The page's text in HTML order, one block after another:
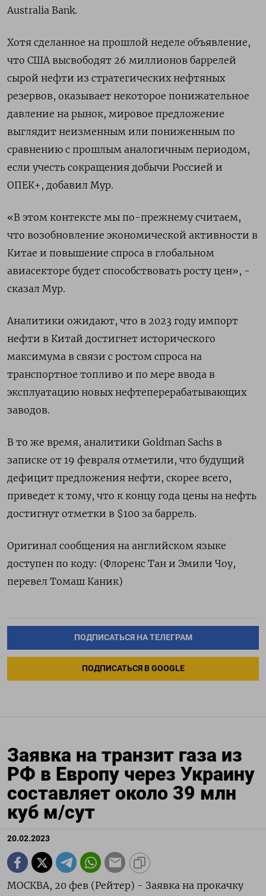
Australia Bank.
Хотя сделанное на прошлой неделе объявление,
что США высвободят 26 миллионов баррелей
сырой нефти из стратегических нефтяных
резервов, оказывает некоторое понижательное
давление на рынок, мировое предложение
выглядит неизменным или пониженным по
сравнению с прошлым аналогичным периодом,
если учесть сокращения добычи Россией и
ОПЕК+, добавил Мур.
«В этом контексте мы по-прежнему считаем,
что возобновление экономической активности в
Китае и повышение спроса в глобальном
авиасекторе будет способствовать росту цен», -
сказал Мур.
Аналитики ожидают, что в 2023 году импорт
нефти в Китай достигнет исторического
максимума в связи с ростом спроса на
транспортное топливо и по мере ввода в
эксплуатацию новых нефтеперерабатывающих
заводов.
В то же время, аналитики Goldman Sachs в
записке от 19 февраля отметили, что будущий
дефицит предложения нефти, скорее всего,
приведет к тому, что к концу года цены на нефть
достигнут отметки в $100 за баррель.
Оригинал сообщения на английском языке
доступен по коду: (Флоренс Тан и Эмили Чоу,
перевел Томаш Каник)
ПОДПИСАТЬСЯ НА ТЕЛЕГРАМ
ПОДПИСАТЬСЯ В GOOGLE
Заявка на транзит газа из
РФ в Европу через Украину
составляет около 39 млн
куб м/сут
20.02.2023
МОСКВА, 20 фев (Рейтер) - Заявка на прокачку